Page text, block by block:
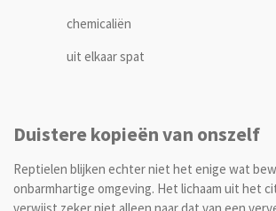
chemicaliën
uit elkaar spat
Duistere kopieën van onszelf
Reptielen blijken echter niet het enige wat
onbarmhartige omgeving. Het lichaam uit het